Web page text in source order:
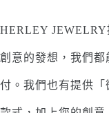
HERLEY
創意的發想，我們
付。我們也有提供